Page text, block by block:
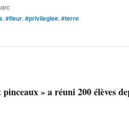
, #fleur, #privilegiee, #terre
» a réuni 200 élèves